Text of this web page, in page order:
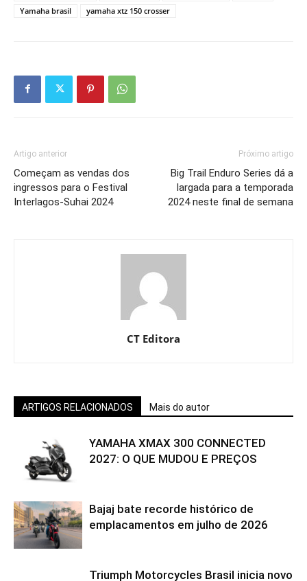
Yamaha brasil
yamaha xtz 150 crosser
Artigo anterior
Começam as vendas dos
ingressos para o Festival
Interlagos-Suhai 2024
Próximo artigo
Big Trail Enduro Series dá a
largada para a temporada
2024 neste final de semana
CT Editora
ARTIGOS RELACIONADOS Mais do autor
YAMAHA XMAX 300 CONNECTED
2027: O QUE MUDOU E PREÇOS
Bajaj bate recorde histórico de
emplacamentos em julho de 2026
Triumph Motorcycles Brasil inicia novo